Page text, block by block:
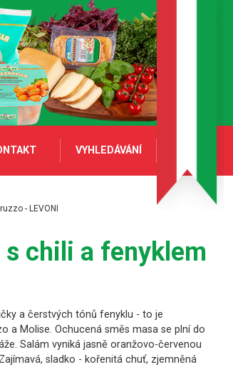
VYHLEDÁVÁNÍ
- LEVONI
chili a fenyklem
a čerstvých tónů fenyklu - to je
a Molise. Ochucená směs masa se plní do
Salám vyniká jasně oranžovo-červenou
sladko - kořenitá chuť, zjemněná